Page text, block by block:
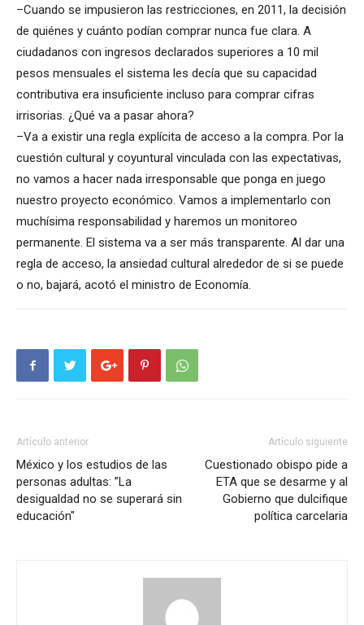
–Cuando se impusieron las restricciones, en 2011, la decisión
de quiénes y cuánto podían comprar nunca fue clara. A
ciudadanos con ingresos declarados superiores a 10 mil
pesos mensuales el sistema les decía que su capacidad
contributiva era insuficiente incluso para comprar cifras
irrisorias. ¿Qué va a pasar ahora?
–Va a existir una regla explícita de acceso a la compra. Por la
cuestión cultural y coyuntural vinculada con las expectativas,
no vamos a hacer nada irresponsable que ponga en juego
nuestro proyecto económico. Vamos a implementarlo con
muchísima responsabilidad y haremos un monitoreo
permanente. El sistema va a ser más transparente. Al dar una
regla de acceso, la ansiedad cultural alrededor de si se puede
o no, bajará, acotó el ministro de Economía.
Artículo anterior
México y los estudios de las
personas adultas: ”La
desigualdad no se superará sin
educación"
Artículo siguiente
Cuestionado obispo pide a
ETA que se desarme y al
Gobierno que dulcifique
política carcelaria